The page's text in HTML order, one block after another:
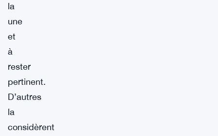
la
une
et
à
rester
pertinent.
D’autres
la
considèrent